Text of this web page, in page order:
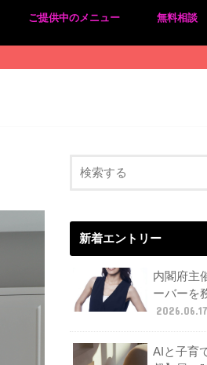
ご提供中のメニュー 無料相談
新着エントリー
内閣府主
ーバーを
2026.06.17
AIと子育